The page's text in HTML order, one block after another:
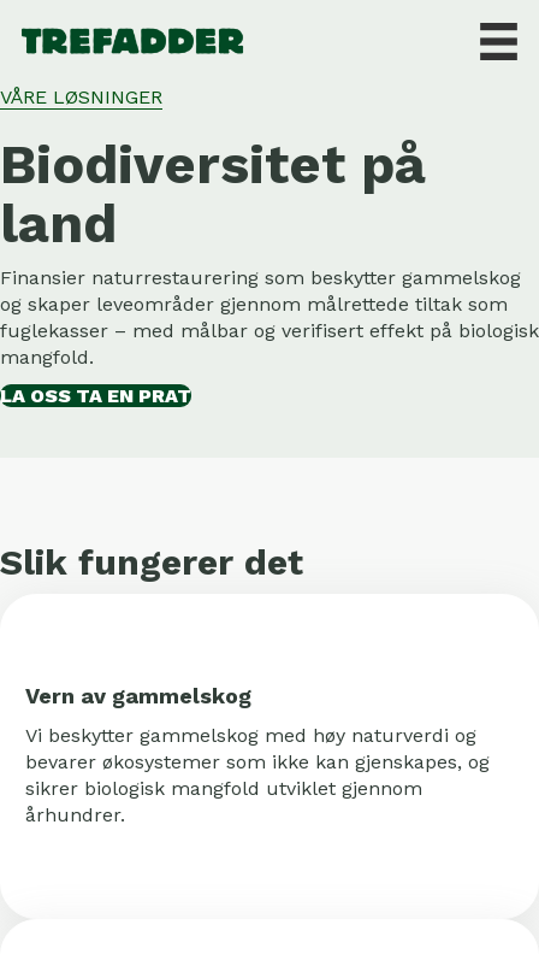
VÅRE LØSNINGER
Biodiversitet på
land
Finansier naturrestaurering som beskytter gammelskog
og skaper leveområder gjennom målrettede tiltak som
fuglekasser – med målbar og verifisert effekt på biologisk
mangfold.
LA OSS TA EN PRAT
Slik fungerer det
Vern av gammelskog
Vi beskytter gammelskog med høy naturverdi og
bevarer økosystemer som ikke kan gjenskapes, og
sikrer biologisk mangfold utviklet gjennom
århundrer.